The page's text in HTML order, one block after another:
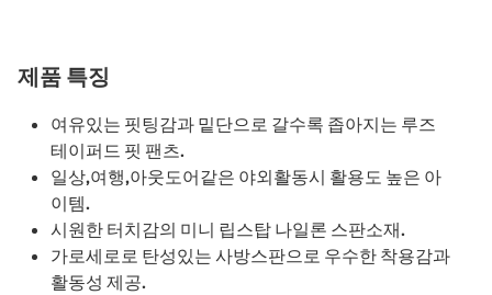
제품 특징
여유있는 핏팅감과 밑단으로 갈수록 좁아지는 루즈
테이퍼드 핏 팬츠.
일상,여행,아웃도어같은 야외활동시 활용도 높은 아
이템.
시원한 터치감의 미니 립스탑 나일론 스판소재.
가로세로로 탄성있는 사방스판으로 우수한 착용감과
활동성 제공.